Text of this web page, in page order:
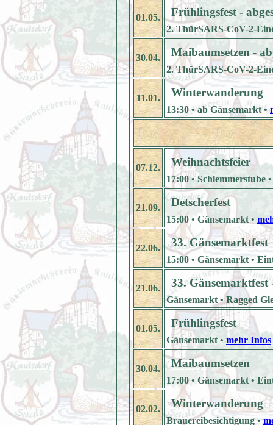
01.05. Frühlingsfest -
2. ThürSARS-CoV-2-
30.04. Maibaumsetzen -
2. ThürSARS-CoV-2-
11.01. Winterwanderung
13:30 • ab Gänsemarkt •
07.12. Weihnachtsfeier
17:00 • Schlemmerstube
21.09. Detscherfest
15:00 • Gänsemarkt •
22.06. 33. Gänsemarktfest
15:00 • Gänsemarkt •
21.06. 33. Gänsemarktfest
Gänsemarkt • Ragged
01.05. Frühlingsfest
Gänsemarkt • mehr Infos
30.04. Maibaumsetzen
17:00 • Gänsemarkt •
02.02. Winterwanderung
Brauereibesichtigung •